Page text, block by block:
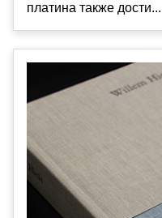
платина также дости...